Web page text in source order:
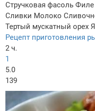
Стручковая фасоль Филе
Сливки Молоко
Тертый мускатный орех
Рецепт приготовления
2 ч.
1
5.0
139